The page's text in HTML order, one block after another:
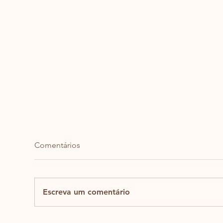
Comentários
Escreva um comentário